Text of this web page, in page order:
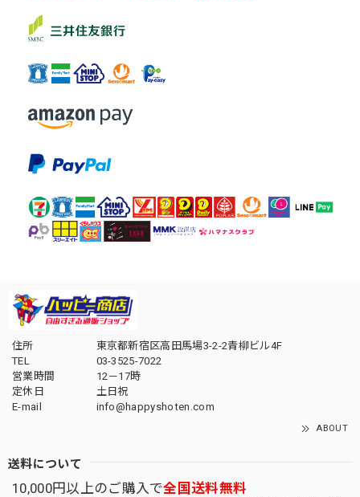
住所
東京都新宿区高田馬場3-2-2青柳ビル4F
TEL
03-3525-7022
営業時間
12－17時
定休日
土日祝
E-mail
info@happyshoten.com
ABOUT
送料について
10,000円以上のご購入で全国送料無料